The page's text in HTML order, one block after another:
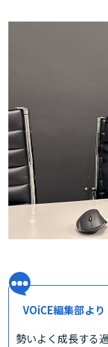
VOiCE編集部より
勢いよく成長する